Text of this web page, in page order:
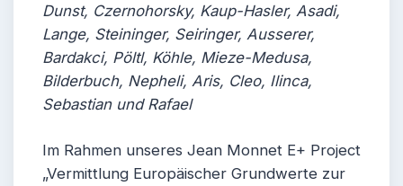
Dunst, Czernohorsky, Kaup-Hasler, Asadi,
Lange, Steininger, Seiringer, Ausserer,
Bardakci, Pöltl, Köhle, Mieze-Medusa,
Bilderbuch, Nepheli, Aris, Cleo, Ilinca,
Sebastian und Rafael
Im Rahmen unseres Jean Monnet E+ Project
„Vermittlung Europäischer Grundwerte zur